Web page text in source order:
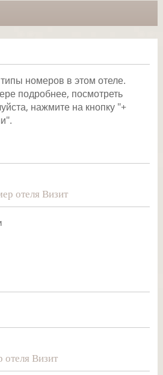
номеров в этом отеле.
подробнее, посмотреть
нажмите на кнопку "+
отеля Визит
Визит